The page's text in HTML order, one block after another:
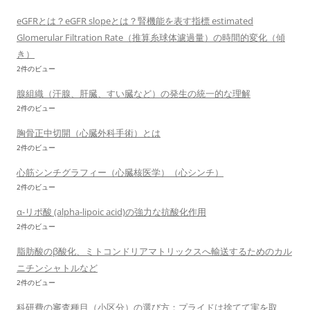
eGFRとは？eGFR slopeとは？腎機能を表す指標 estimated
Glomerular Filtration Rate（推算糸球体濾過量）の時間的変化（傾
き）
2件のビュー
腺組織（汗腺、肝臓、すい臓など）の発生の統一的な理解
2件のビュー
胸骨正中切開（心臓外科手術）とは
2件のビュー
心筋シンチグラフィー（心臓核医学）（心シンチ）
2件のビュー
α-リポ酸 (alpha-lipoic acid)の強力な抗酸化作用
2件のビュー
脂肪酸のβ酸化、ミトコンドリアマトリックスへ輸送するためのカル
ニチンシャトルなど
2件のビュー
科研費の審査種目（小区分）の選び方：プライドは捨てて実を取